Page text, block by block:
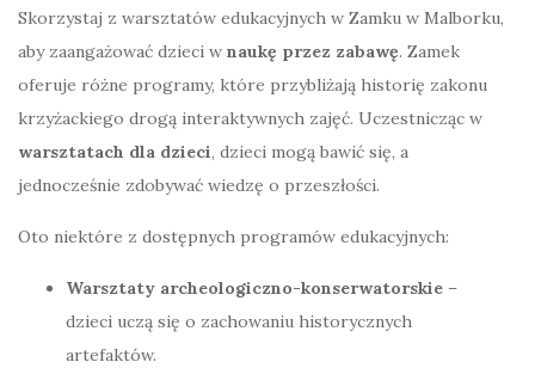
Skorzystaj z warsztatów edukacyjnych w Zamku w Malborku,
aby zaangażować dzieci w naukę przez zabawę. Zamek
oferuje różne programy, które przybliżają historię zakonu
krzyżackiego drogą interaktywnych zajęć. Uczestnicząc w
warsztatach dla dzieci, dzieci mogą bawić się, a
jednocześnie zdobywać wiedzę o przeszłości.
Oto niektóre z dostępnych programów edukacyjnych:
Warsztaty archeologiczno-konserwatorskie –
dzieci uczą się o zachowaniu historycznych
artefaktów.